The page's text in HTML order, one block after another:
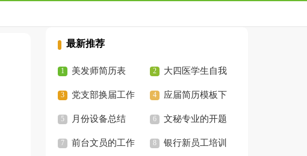
最新推荐
美发师简历表 大四医学生自我
鉴定
党支部换届工作
总结
应届简历模板下
载
月份设备总结 文秘专业的开题
报告
前台文员的工作 银行新员工培训